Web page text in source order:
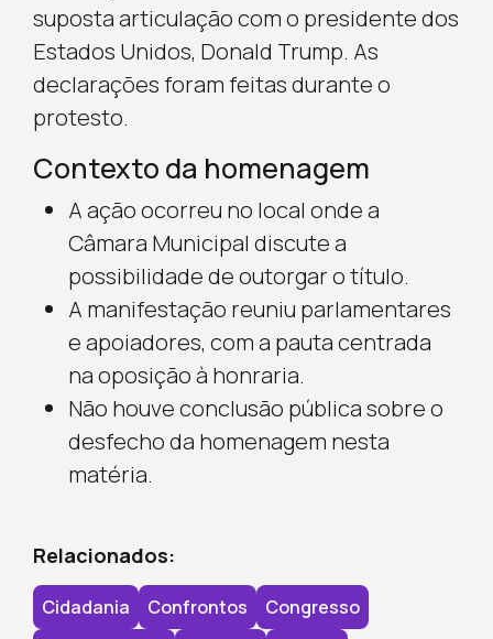
suposta articulação com o presidente dos
Estados Unidos, Donald Trump. As
declarações foram feitas durante o
protesto.
Contexto da homenagem
A ação ocorreu no local onde a
Câmara Municipal discute a
possibilidade de outorgar o título.
A manifestação reuniu parlamentares
e apoiadores, com a pauta centrada
na oposição à honraria.
Não houve conclusão pública sobre o
desfecho da homenagem nesta
matéria.
Relacionados:
Cidadania Confrontos
Congresso